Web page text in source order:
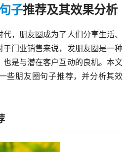
子推荐及其效果分析
，朋友圈成为了人们分享生活、
门业销售来说，发朋友圈是一种
是与潜在客户互动的良机。本文
些朋友圈句子推荐，并分析其效